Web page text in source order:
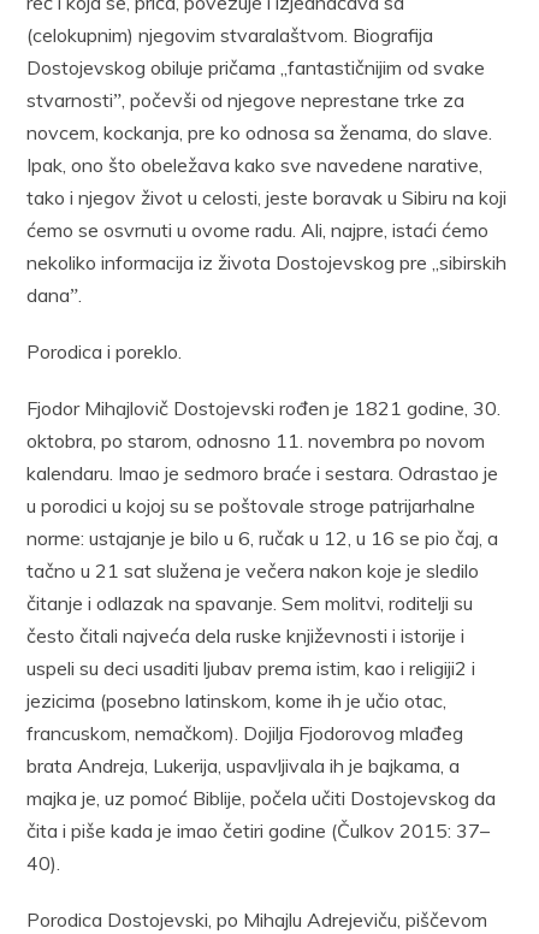
(celokupnim) njegovim stvaralaštvom. Biografija
Dostojevskog obiluje pričama „fantastičnijim od svake
stvarnostiˮ, počevši od njegove neprestane trke za
novcem, kockanja, pre ko odnosa sa ženama, do slave.
Ipak, ono što obeležava kako sve navedene narative,
tako i njegov život u celosti, jeste boravak u Sibiru na koji
ćemo se osvrnuti u ovome radu. Ali, najpre, istaći ćemo
nekoliko informacija iz života Dostojevskog pre „sibirskih
danaˮ.
Porodica i poreklo.
Fjodor Mihajlovič Dostojevski rođen je 1821 godine, 30.
oktobra, po starom, odnosno 11. novembra po novom
kalendaru. Imao je sedmoro braće i sestara. Odrastao je
u porodici u kojoj su se poštovale stroge patrijarhalne
norme: ustajanje je bilo u 6, ručak u 12, u 16 se pio čaj, a
tačno u 21 sat služena je večera nakon koje je sledilo
čitanje i odlazak na spavanje. Sem molitvi, roditelji su
često čitali najveća dela ruske književnosti i istorije i
uspeli su deci usaditi ljubav prema istim, kao i religiji2 i
jezicima (posebno latinskom, kome ih je učio otac,
francuskom, nemačkom). Dojilja Fjodorovog mlađeg
brata Andreja, Lukerija, uspavljivala ih je bajkama, a
majka je, uz pomoć Biblije, počela učiti Dostojevskog da
čita i piše kada je imao četiri godine (Čulkov 2015: 37–
40).
Porodica Dostojevski, po Mihajlu Adrejeviču, piščevom